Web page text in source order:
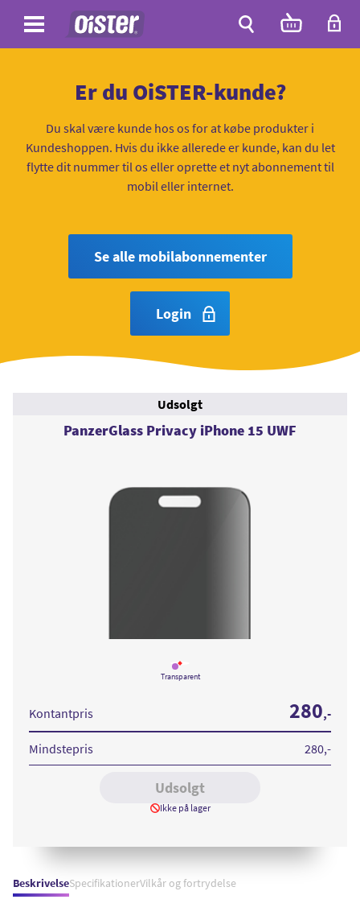
Antal
varer
i
Er du OiSTER-kunde?
Du skal være kunde hos os for at købe produkter i
Kundeshoppen. Hvis du ikke allerede er kunde, kan du let
flytte dit nummer til os eller oprette et nyt abonnement til
mobil eller internet.
Se alle mobilabonnementer
Login
PanzerGlass Privacy iPhone 15 UWF
Udsolgt
Læs
mere
UWF
Transparent
280,-
Kontantpris
Mindstepris 280,-
Udsolgt
Ikke på lager
BeskrivelseSpecifikationerVilkår og fortrydelse